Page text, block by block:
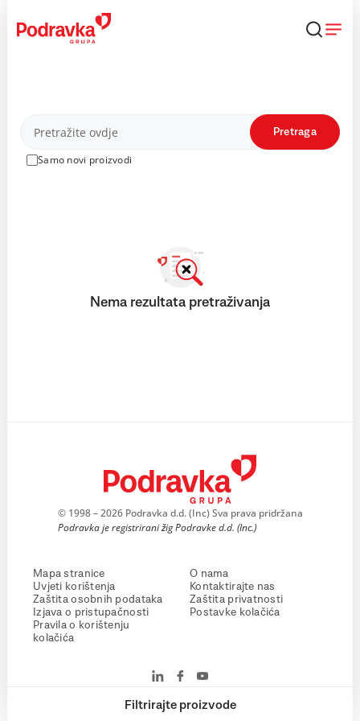
content
Proizvodi
Samo novi proizvodi
Pretraga
Filtrirajte proizvode
Nema rezultata pretraživanja
© 1998 – 2026 Podravka d.d. (Inc) Sva prava pridržana
Podravka je registrirani žig Podravke d.d. (Inc.)
Mapa stranice
Uvjeti korištenja
Zaštita osobnih podataka
Izjava o pristupačnosti
Pravila o korištenju
kolačića
O nama
Kontaktirajte nas
Zaštita privatnosti
Postavke kolačića